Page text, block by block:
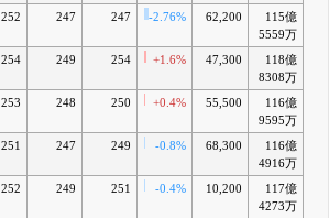
252 247 247 -2.76% 62,200
115億
5559万
254 249 254 +1.6% 47,300
118億
8308万
253 248 250 +0.4% 55,500
116億
9595万
251 247 249 -0.8% 68,300
116億
4916万
252 249 251 -0.4% 10,200
117億
4273万